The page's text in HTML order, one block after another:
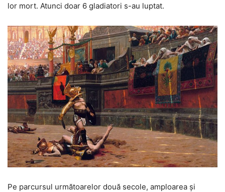
lor mort. Atunci doar 6 gladiatori s-au luptat.
Pe parcursul următoarelor două secole, amploarea și